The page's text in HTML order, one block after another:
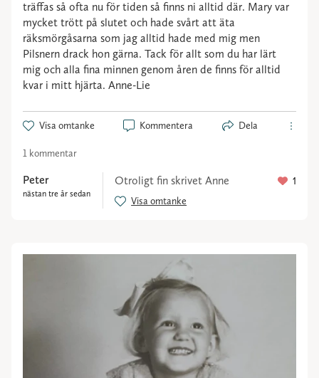
träffas så ofta nu för tiden så finns ni alltid där. Mary var
mycket trött på slutet och hade svårt att äta
räksmörgåsarna som jag alltid hade med mig men
Pilsnern drack hon gärna. Tack för allt som du har lärt
mig och alla fina minnen genom åren de finns för alltid
kvar i mitt hjärta. Anne-Lie
Visa omtanke Kommentera Dela
1 kommentar
Peter
nästan tre år sedan
Otroligt fin skrivet Anne
Visa omtanke
1